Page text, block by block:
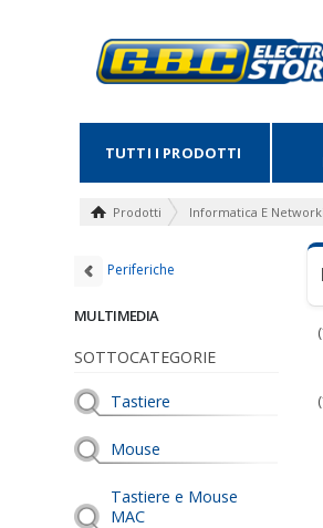
TUTTI I PRODOTTI
Prodotti Informatica E
Periferiche
MULTIMEDIA
SOTTOCATEGORIE
Tastiere
Mouse
Tastiere e Mouse
MAC